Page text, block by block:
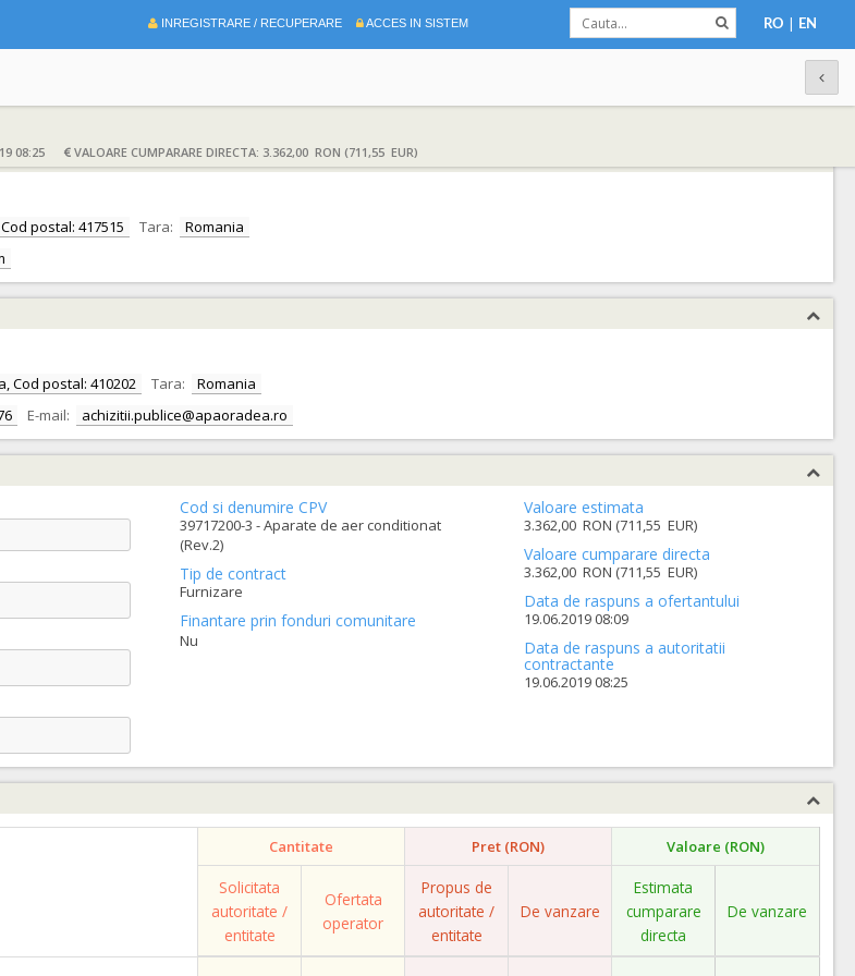
INREGISTRARE / RECUPERARE ACCES IN SISTEM RO | EN
08:25 VALOARE CUMPARARE DIRECTA: 3.362,00 RON (711,55 EUR)
postal: 417515 Tara:
Romania
Cod postal: 410202 Tara:
Romania
E-mail: achizitii.publice@apaoradea.ro
Cod si denumire CPV
39717200-3 - Aparate de aer conditionat
(Rev.2)
Tip de contract
Furnizare
Finantare prin fonduri comunitare
Nu
Valoare estimata
3.362,00 RON (711,55 EUR)
Valoare cumparare directa
3.362,00 RON (711,55 EUR)
Data de raspuns a ofertantului
19.06.2019 08:09
Data de raspuns a autoritatii
contractante
19.06.2019 08:25
Cantitate Pret (RON) Valoare (RON)
Solicitata
autoritate /
entitate
Ofertata
operator
Propus de
autoritate /
entitate
De vanzare
Estimata
cumparare
directa
De vanzare